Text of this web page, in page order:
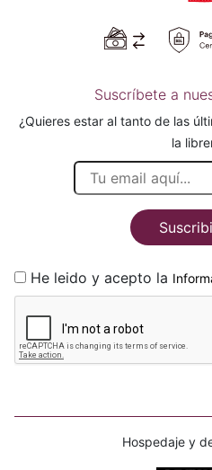
Suscríbete a
¿Quieres estar al tanto de las
la
He leido y acepto la
Hospedaje y